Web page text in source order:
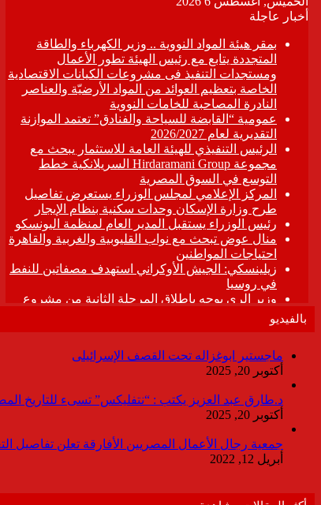
بالفيديو
ماجستير ابوغزاله تحت القصف الإسرائيلى
أكتوبر 20, 2025
د.طارق عبد العزيز يكتب : “نتفليكس” تسىء للتاريخ
أكتوبر 20, 2025
جمعية رجال الأعمال المصريين الأفارقة تعلن تفاصيل
أبريل 12, 2022